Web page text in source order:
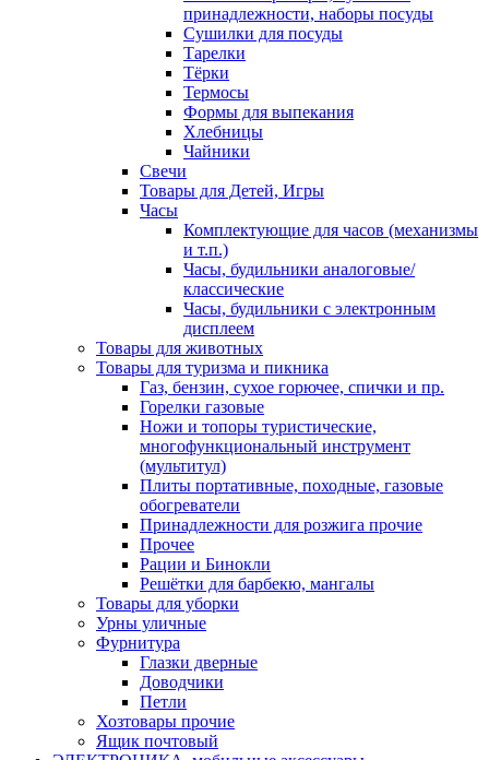
принадлежности, наборы посуды
Сушилки для посуды
Тарелки
Тёрки
Термосы
Формы для выпекания
Хлебницы
Чайники
Свечи
Товары для Детей, Игры
Часы
Комплектующие для часов (механизмы
и т.п.)
Часы, будильники аналоговые/
классические
Часы, будильники с электронным
дисплеем
Товары для животных
Товары для туризма и пикника
Газ, бензин, сухое горючее, спички и пр.
Горелки газовые
Ножи и топоры туристические,
многофункциональный инструмент
(мультитул)
Плиты портативные, походные, газовые
обогреватели
Принадлежности для розжига прочие
Прочее
Рации и Бинокли
Решётки для барбекю, мангалы
Товары для уборки
Урны уличные
Фурнитура
Глазки дверные
Доводчики
Петли
Хозтовары прочие
Ящик почтовый